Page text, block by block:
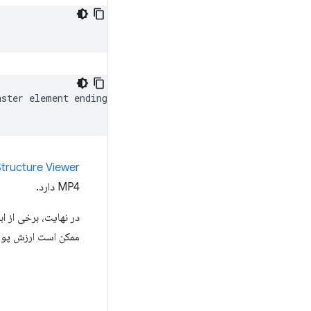
element ending
Viewer
MP4 دارد.
در نهایت، برخی از
ممکن است ارزش